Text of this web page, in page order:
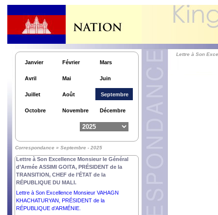
Janvier Février Mars
Avril Mai Juin
Juillet Août Septembre
Octobre Novembre Décembre
Correspondance » Septembre - 2025
CHRISTODOULIDES, PRÉSIDENT de la
RÉPUBLIQUE de CHYPRE.
PRÉSIDENT de la RÉPUBLIQUE POPULAIRE de
CHINE.
Lettre à Son Excellence Monsieur DUMA BOKO,
Lettre à Son Excellence Monsieur SERDAR
BERDIMUHAMEDOV, PRÉSIDENT du
TURKMÉNISTAN.
Lettre à Sa Majesté SALMAN BIN ABDULAZIZ AL
ROYAUME d’ARABIE SAOUDITE.
Lettre à Son Excellence Madame MYRIAM SPITERI
DEBONO, PRÉSIDENTE de la RÉPUBLIQUE de
MALTE.
Lettre à Son Excellence Monsieur le Général
d’Armée ASSIMI GOITA, PRÉSIDENT de la
TRANSITION, CHEF de l’ÉTAT de la
RÉPUBLIQUE DU MALI.
Lettre à Son Excellence Monsieur VAHAGN
KHACHATURYAN, PRÉSIDENT de la
RÉPUBLIQUE d’ARMÉNIE.
Lettre à Son